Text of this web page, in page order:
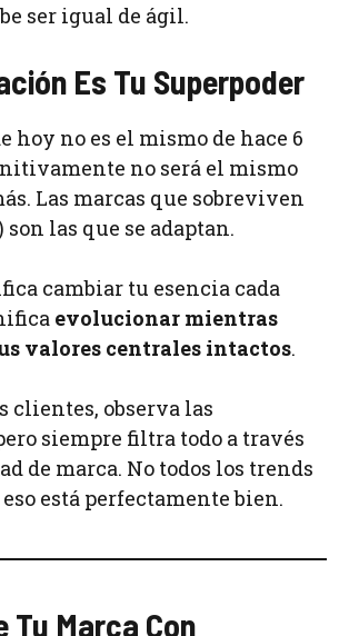
ser igual de ágil.
Es Tu Superpoder
hoy no es el mismo de hace 6
no será el mismo
Las marcas que sobreviven
las que se adaptan.
cambiar tu esencia cada
evolucionar mientras
valores centrales intactos.
clientes, observa las
siempre filtra todo a través
de marca. No todos los trends
está perfectamente bien.
Tu Marca Con